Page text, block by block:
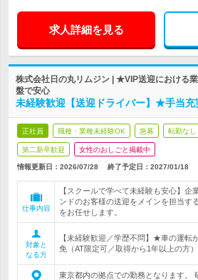
求人詳細を見る
株式会社日の丸リムジン | ★VIP送迎における
盤で安心
未経験歓迎【送迎ドライバー】★手当
正社員 職種・業種未経験OK 急募 転勤なし
第二新卒歓迎 女性のおしごと掲載中
情報更新日：2026/07/28 終了予定日： 2027/01/18
仕事内容
【スクールで学べて未経験も安心】企
ンドのお客様の送迎をメインを担当す
をお任せします。
対象と
なる方
【未経験歓迎／学歴不問】★車の運転
免（AT限定可／取得から1年以上の方）
東京都内の拠点での勤務となります。